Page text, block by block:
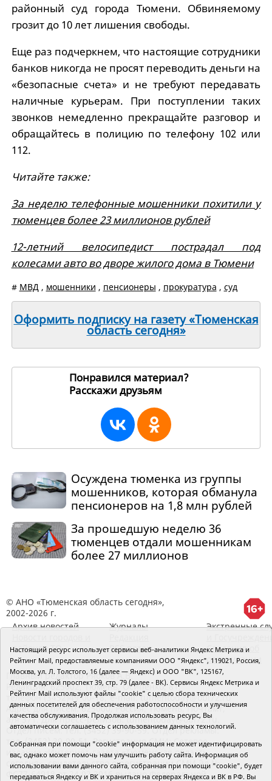
районный суд города Тюмени. Обвиняемому
грозит до 10 лет лишения свободы.
Еще раз подчеркнем, что настоящие сотрудники
банков никогда не просят переводить деньги на
«безопасные счета» и не требуют передавать
наличные курьерам. При поступлении таких
звонков немедленно прекращайте разговор и
обращайтесь в полицию по телефону 102 или
112.
Читайте также:
За неделю телефонные мошенники похитили у
тюменцев более 23 миллионов рублей
12-летний велосипедист пострадал под
колесами авто во дворе жилого дома в Тюмени
# МВД , мошенники , пенсионеры , прокуратура , суд
Оформить подписку на газету «Тюменская
область сегодня»
Понравился материал?
Расскажи друзьям
Осуждена тюменка из группы
мошенников, которая обманула
пенсионеров на 1,8 млн рублей
За прошедшую неделю 36
тюменцев отдали мошенникам
более 27 миллионов
© АНО «Тюменская область сегодня»,
2002-2026 г.
Архив новостей
районов ТО
Журналы
RSS поток
Экстренные
Сведения об
организации
Главный редактор Рябков А.В.
Редакция: 625002, Тюмень, Осипенко, 81,
телефон (3452)49-00-18, e-mail: tumentoday@obl72.ru
Адрес для писем: 625000, Россия, Тюмень, Почтамт,
а/я 371. Для пресс-релизов: tumentoday@obl72.ru.
Отдел писем: тел. (3452) 39-90-59. Отдел рекламы:
тел. (3452) 39-90-51. Регистрация СМИ: Сетевое
издание «Интернет-газета «Тюменская область
сегодня», свидетельство о регистрации СМИ Эл №
ФС77-64918 от 24.02.2016 выдано Федеральной
Настоящий ресурс использует сервисы веб-аналитики Яндекс Метрика и
Рейтинг Mail, предоставляемые компаниями ООО "Яндекс", 119021, Россия,
Москва, ул. Л. Толстого, 16 (далее — Яндекс) и ООО "ВК", 125167,
Ленинградский проспект 39, стр. 79 (далее - ВК). Сервисы Яндекс Метрика и
Рейтинг Mail используют файлы "cookie" с целью сбора технических
данных посетителей для обеспечения работоспособности и улучшения
качества обслуживания. Продолжая использовать ресурс, Вы
автоматически соглашаетесь с использованием данных технологий.
Собранная при помощи "cookie" информация не может идентифицировать
вас, однако может помочь нам улучшить работу сайта. Информация об
использовании вами данного сайта, собранная при помощи "cookie", будет
передаваться Яндексу и ВК и храниться на серверах Яндекса и ВК в РФ. Вы